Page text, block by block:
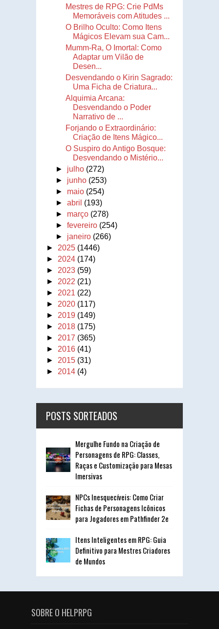
Mestres de RPG: Crie PdMs
Memoráveis com Atitudes ...
O Brilho Oculto: Como Itens
Mágicos Elevam sua Cam...
Mumm-Ra, O Imortal: Como
Adaptar um Vilão de
Desen...
Desvendando o Kirin Sagrado:
Uma Ficha de Criatura...
Alquimia Arcana:
Desvendando o Poder
Narrativo de ...
Forjando o Extraordinário:
Criação de Itens Mágico...
O Suspiro do Antigo Bosque:
Desvendando o Mistério...
► julho (272)
► junho (253)
► maio (254)
►abril (193)
► março (278)
►fevereiro (254)
► janeiro (266)
► 2025 (1446)
► 2024 (174)
► 2023 (59)
► 2022 (21)
► 2021 (22)
► 2020 (117)
► 2019 (149)
► 2018 (175)
► 2017 (365)
► 2016 (41)
► 2015 (31)
► 2014 (4)
POSTS SORTEADOS
Mergulhe Fundo na Criação de
Personagens de RPG: Classes,
Raças e Customização para Mesas
Imersivas
NPCs Inesquecíveis: Como Criar
Fichas de Personagens Icônicos
para Jogadores em Pathfinder 2e
Itens Inteligentes em RPG: Guia
Definitivo para Mestres Criadores
de Mundos
SOBRE O HELPRPG